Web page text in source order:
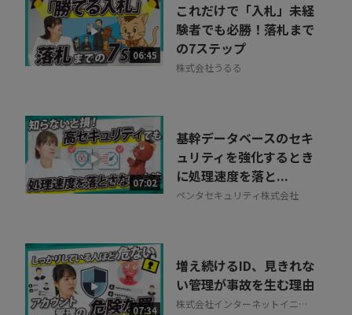
06:45
これだけで「入札」未経
験者でも必勝！落札まで
の7ステップ
株式会社うるる
07:02
基幹データベースのセキ
ュリティを強化するとき
に処理速度を落と...
ペンタセキュリティ株式会社
07:34
増え続けるID、見きれな
い管理が事故を生む理由
株式会社インターネットイニシ